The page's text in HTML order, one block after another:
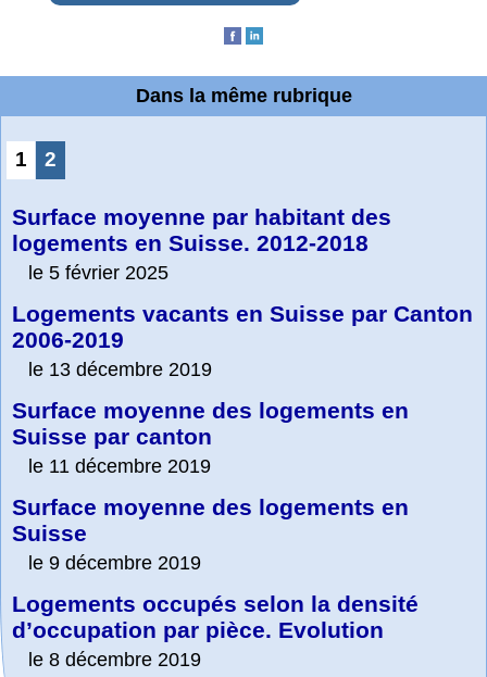
Dans la même rubrique
1 2
Surface moyenne par habitant des
logements en Suisse. 2012-2018
le 5 février 2025
Logements vacants en Suisse par Canton
2006-2019
le 13 décembre 2019
Surface moyenne des logements en
Suisse par canton
le 11 décembre 2019
Surface moyenne des logements en
Suisse
le 9 décembre 2019
Logements occupés selon la densité
d’occupation par pièce. Evolution
le 8 décembre 2019